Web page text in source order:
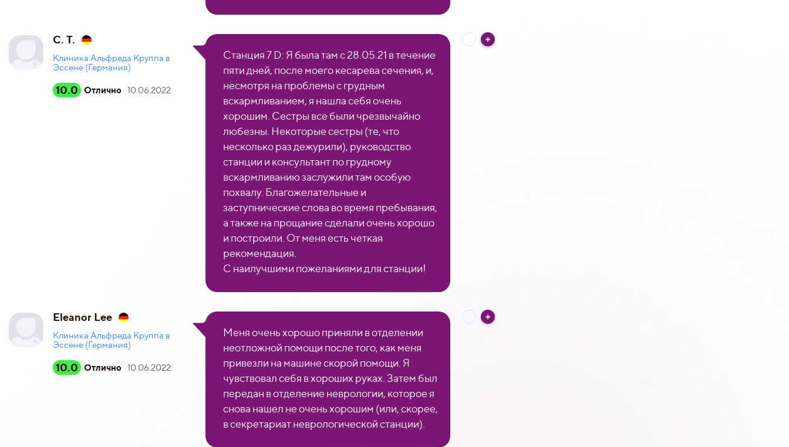
C. T.
Клиника Альфреда Круппа в
Эссене (Германия)
10.0 Отлично 10.06.2022
Станция 7 D: Я была там с 28.05.21 в течение
пяти дней, после моего кесарева сечения, и,
несмотря на проблемы с грудным
вскармливанием, я нашла себя очень
хорошим. Сестры все были чрезвычайно
любезны. Некоторые сестры (те, что
несколько раз дежурили), руководство
станции и консультант по грудному
вскармливанию заслужили там особую
похвалу. Благожелательные и
заступнические слова во время пребывания,
а также на прощание сделали очень хорошо
и построили. От меня есть четкая
рекомендация.
С наилучшими пожеланиями для станции!
Eleanor Lee
Клиника Альфреда Круппа в
Эссене (Германия)
10.0 Отлично 10.06.2022
Меня очень хорошо приняли в отделении
неотложной помощи после того, как меня
привезли на машине скорой помощи. Я
чувствовал себя в хороших руках. Затем был
передан в отделение неврологии, которое я
снова нашел не очень хорошим (или, скорее,
в секретариат неврологической станции).